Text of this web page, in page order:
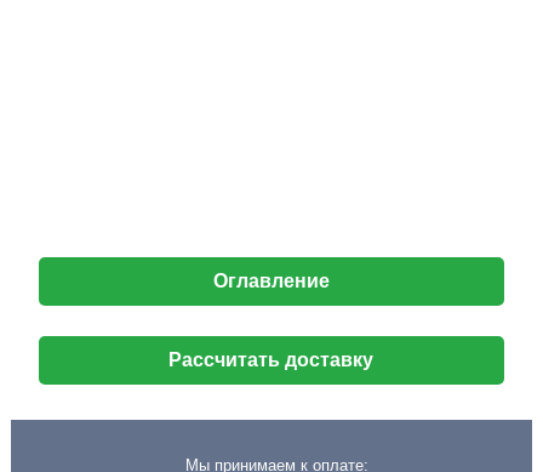
Оглавление
Рассчитать доставку
Мы принимаем к оплате: